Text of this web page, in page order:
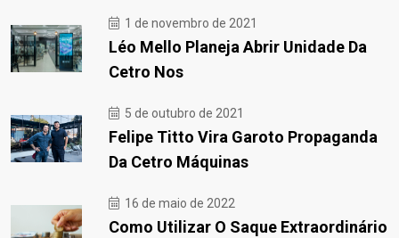
1 de novembro de 2021
Léo Mello Planeja Abrir Unidade Da
Cetro Nos
5 de outubro de 2021
Felipe Titto Vira Garoto Propaganda
Da Cetro Máquinas
16 de maio de 2022
Como Utilizar O Saque Extraordinário